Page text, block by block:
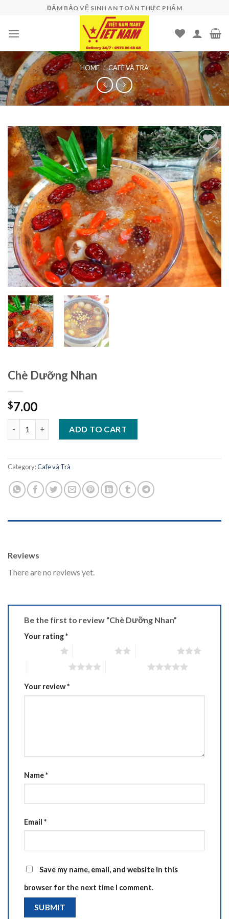
content
ĐẢM BẢO VỆ SINH AN TOÀN THỰC PHẨM
HOME / CAFE VÀ TRÀ
Add to
wishlist
Chè Dưỡng Nhan
$7.00
ADD TO CART
Category:Cafe và Trà
Reviews
There are no reviews yet.
Be the first to review “Chè Dưỡng Nhan”
Your rating*
Your review*
Name*
Email *
Save my name, email, and website in this
browser for the next time I comment.